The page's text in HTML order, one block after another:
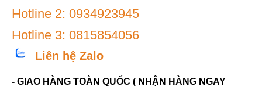
Hotline 2: 0934923945
Hotline 3: 0815854056
Liên hệ Zalo
- GIAO HÀNG TOÀN QUỐC ( NHẬN HÀNG NGAY